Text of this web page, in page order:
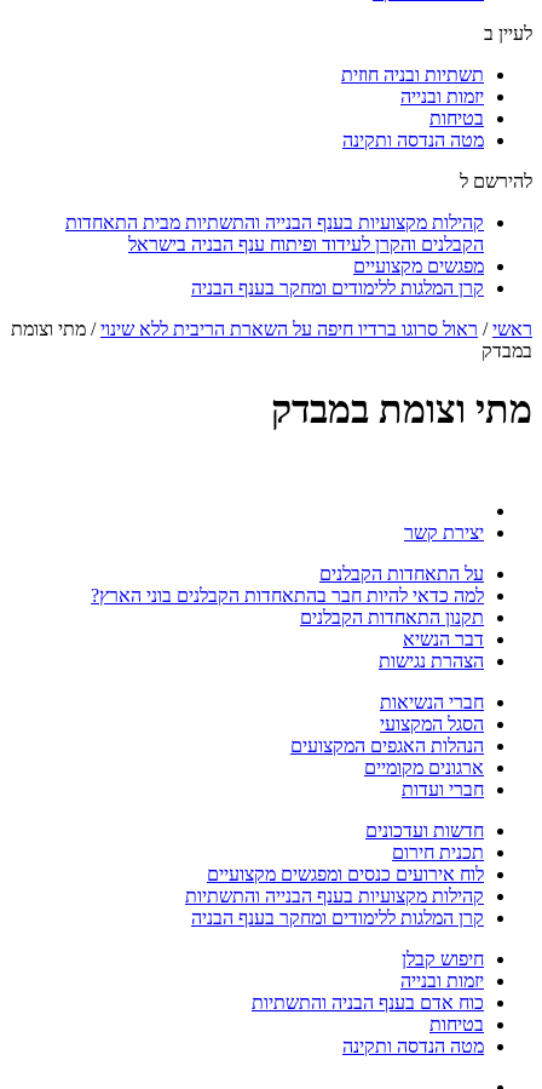
לעיין ב
תשתיות ובניה חוזית
יזמות ובנייה
בטיחות
מטה הנדסה ותקינה
להירשם ל
קהילות מקצועיות בענף הבנייה והתשתיות מבית התאחדות
הקבלנים והקרן לעידוד ופיתוח ענף הבניה בישראל
מפגשים מקצועיים
קרן המלגות ללימודים ומחקר בענף הבניה
ראשי/ ראול סרוגו ברדיו חיפה על השארת הריבית ללא שינוי/ מתי וצומת
במבדק
מתי וצומת במבדק
יצירת קשר
על התאחדות הקבלנים
למה כדאי להיות חבר בהתאחדות הקבלנים בוני הארץ?
תקנון התאחדות הקבלנים
דבר הנשיא
הצהרת נגישות
חברי הנשיאות
הסגל המקצועי
הנהלות האגפים המקצועים
ארגונים מקומיים
חברי ועדות
חדשות ועדכונים
תכנית חירום
לוח אירועים כנסים ומפגשים מקצועיים
קהילות מקצועיות בענף הבנייה והתשתיות
קרן המלגות ללימודים ומחקר בענף הבניה
חיפוש קבלן
יזמות ובנייה
כוח אדם בענף הבניה והתשתיות
בטיחות
מטה הנדסה ותקינה